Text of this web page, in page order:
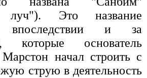
луч"). Это название
впоследствии и за
которые основатель
начал строить с
струю в деятельность